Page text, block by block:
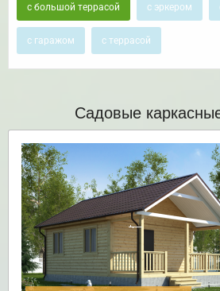
с большой террасой с эркером
с гаражом с террасой
Садовые